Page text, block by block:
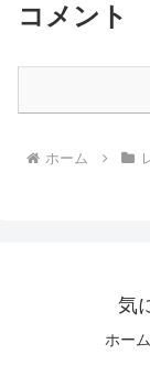
コメント
ホーム
気
ホーム